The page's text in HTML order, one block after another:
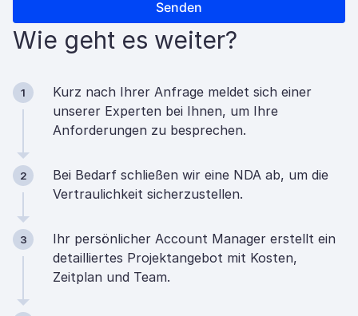
Wie geht es weiter?
1
Kurz nach Ihrer Anfrage meldet sich einer
unserer Experten bei Ihnen, um Ihre
Anforderungen zu besprechen.
2
Bei Bedarf schließen wir eine NDA ab, um die
Vertraulichkeit sicherzustellen.
3
Ihr persönlicher Account Manager erstellt ein
detailliertes Projektangebot mit Kosten,
Zeitplan und Team.